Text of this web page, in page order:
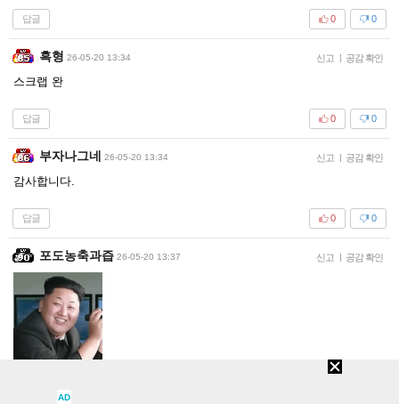
답글 0
0
흑형 26-05-20 13:34 신고 | 공감 확인
스크랩 완
답글 0
0
부자나그네 26-05-20 13:34 신고 | 공감 확인
감사합니다.
답글 0
0
포도농축과즙 26-05-20 13:37 신고 | 공감 확인
AD